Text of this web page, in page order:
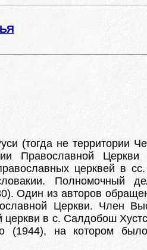
(тогда не территории
Православной
церквей в
Полномочный
Один из авторов
Церкви. Член
в с. Салдобош
(1944), на котором